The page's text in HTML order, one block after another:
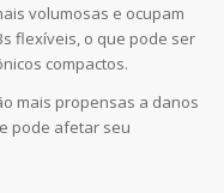
volumosas e ocupam
flexíveis, o que pode ser
compactos.
mais propensas a danos
pode afetar seu